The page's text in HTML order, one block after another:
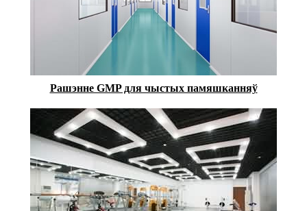
Рашэнне GMP для чыстых памяшканняў